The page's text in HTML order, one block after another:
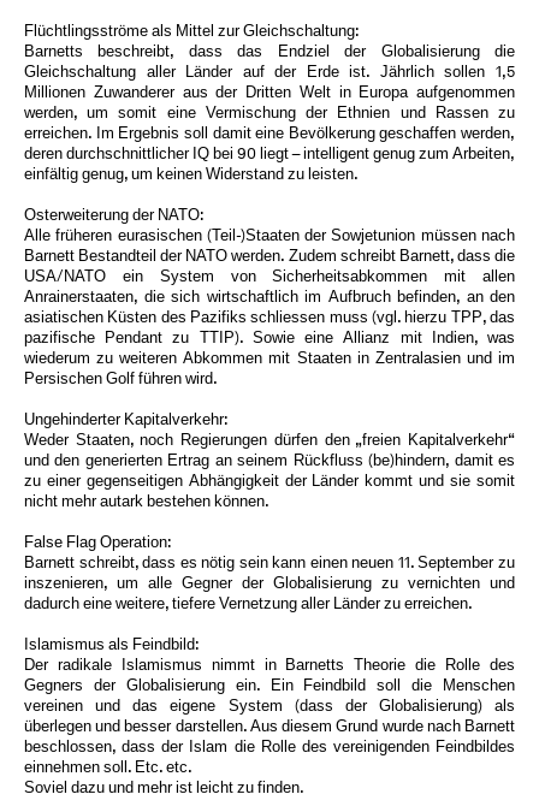
Flüchtlingsströme als Mittel zur Gleichschaltung:
Barnetts beschreibt, dass das Endziel der Globalisierung die
Gleichschaltung aller Länder auf der Erde ist. Jährlich sollen 1,5
Millionen Zuwanderer aus der Dritten Welt in Europa aufgenommen
werden, um somit eine Vermischung der Ethnien und Rassen zu
erreichen. Im Ergebnis soll damit eine Bevölkerung geschaffen werden,
deren durchschnittlicher IQ bei 90 liegt – intelligent genug zum Arbeiten,
einfältig genug, um keinen Widerstand zu leisten.
Osterweiterung der NATO:
Alle früheren eurasischen (Teil-)Staaten der Sowjetunion müssen nach
Barnett Bestandteil der NATO werden. Zudem schreibt Barnett, dass die
USA/NATO ein System von Sicherheitsabkommen mit allen
Anrainerstaaten, die sich wirtschaftlich im Aufbruch befinden, an den
asiatischen Küsten des Pazifiks schliessen muss (vgl. hierzu TPP, das
pazifische Pendant zu TTIP). Sowie eine Allianz mit Indien, was
wiederum zu weiteren Abkommen mit Staaten in Zentralasien und im
Persischen Golf führen wird.
Ungehinderter Kapitalverkehr:
Weder Staaten, noch Regierungen dürfen den „freien Kapitalverkehr“
und den generierten Ertrag an seinem Rückfluss (be)hindern, damit es
zu einer gegenseitigen Abhängigkeit der Länder kommt und sie somit
nicht mehr autark bestehen können.
False Flag Operation:
Barnett schreibt, dass es nötig sein kann einen neuen 11. September zu
inszenieren, um alle Gegner der Globalisierung zu vernichten und
dadurch eine weitere, tiefere Vernetzung aller Länder zu erreichen.
Islamismus als Feindbild:
Der radikale Islamismus nimmt in Barnetts Theorie die Rolle des
Gegners der Globalisierung ein. Ein Feindbild soll die Menschen
vereinen und das eigene System (dass der Globalisierung) als
überlegen und besser darstellen. Aus diesem Grund wurde nach Barnett
beschlossen, dass der Islam die Rolle des vereinigenden Feindbildes
einnehmen soll. Etc. etc.
Soviel dazu und mehr ist leicht zu finden.